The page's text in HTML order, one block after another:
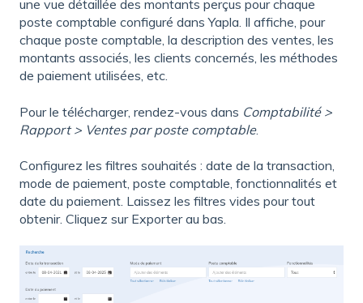
une vue détaillée des montants perçus pour chaque
poste comptable configuré dans Yapla. Il affiche, pour
chaque poste comptable, la description des ventes, les
montants associés, les clients concernés, les méthodes
de paiement utilisées, etc.
Pour le télécharger, rendez-vous dans Comptabilité >
Rapport > Ventes par poste comptable.
Configurez les filtres souhaités : date de la transaction,
mode de paiement, poste comptable, fonctionnalités et
date du paiement. Laissez les filtres vides pour tout
obtenir. Cliquez sur Exporter au bas.